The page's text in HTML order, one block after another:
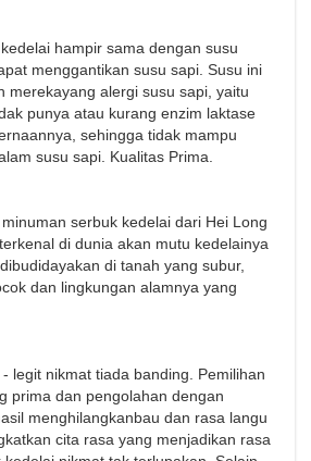
hampir sama dengan susu
menggantikan susu sapi. Susu ini
merekayang alergi susu sapi, yaitu
punya atau kurang enzim laktase
sehingga tidak mampu
susu sapi. Kualitas Prima.
serbuk kedelai dari Hei Long
di dunia akan mutu kedelainya
di tanah yang subur,
dan lingkungan alamnya yang
legit nikmat tiada banding. Pemilihan
prima dan pengolahan dengan
menghilangkanbau dan rasa langu
cita rasa yang menjadikan rasa